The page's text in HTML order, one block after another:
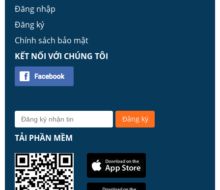
Đăng nhập
Đăng ký
Chính sách bảo mật
KẾT NỐI VỚI CHÚNG TÔI
TẢI PHẦN MỀM